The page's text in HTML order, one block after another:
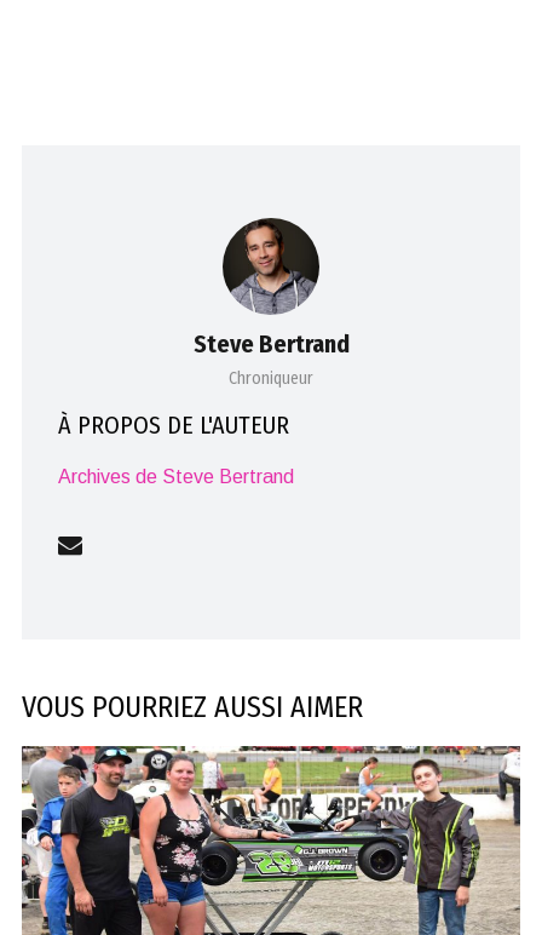
Steve Bertrand
Chroniqueur
À PROPOS DE L'AUTEUR
Archives de Steve Bertrand
VOUS POURRIEZ AUSSI AIMER